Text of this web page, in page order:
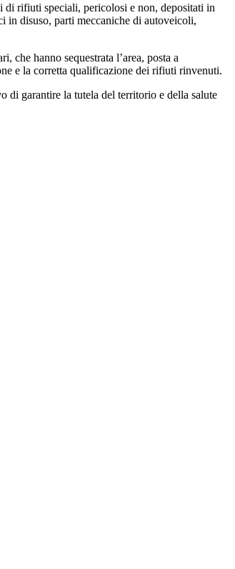
di rifiuti speciali, pericolosi e non, depositati in
in disuso, parti meccaniche di autoveicoli,
che hanno sequestrata l’area, posta a
e la corretta qualificazione dei rifiuti rinvenuti.
di garantire la tutela del territorio e della salute